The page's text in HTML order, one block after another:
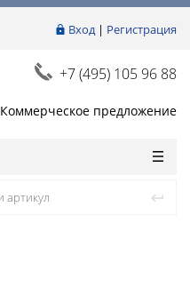
Вход| Регистрация
+7 (495) 105 96 88
Коммерческое предложение